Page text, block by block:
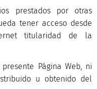
prestados por otras
tener acceso desde
titularidad de la
Página Web, ni
u obtenido del